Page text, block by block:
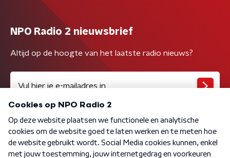
NPO Radio 2 nieuwsbrief
Altijd op de hoogte van het laatste radio nieuws?
Algemene voorwaarden